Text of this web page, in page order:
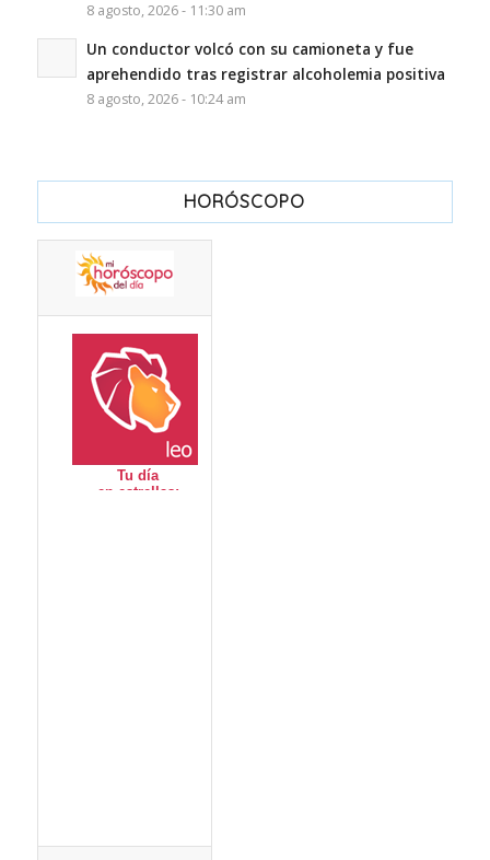
8 agosto, 2026 - 11:30 am
Un conductor volcó con su camioneta y fue
aprehendido tras registrar alcoholemia positiva
8 agosto, 2026 - 10:24 am
HORÓSCOPO